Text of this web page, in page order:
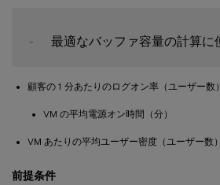
-
顧客の 1 分あたりのログオン率（ユーザー数）
VM の平均電源オン時間（分）
VM あたりの平均ユーザー密度（ユーザー数）
前提条件